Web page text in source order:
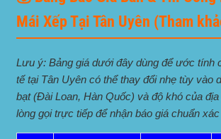
Mái Xếp Tại Tân Uyên (Tham
Lưu ý: Bảng giá dưới đây dùng để ước tính
tế tại Tân Uyên có thể thay đổi nhẹ tùy vào
bạt (Đài Loan, Hàn Quốc) và độ khó của
lòng gọi trực tiếp để nhận báo giá chuẩn xác